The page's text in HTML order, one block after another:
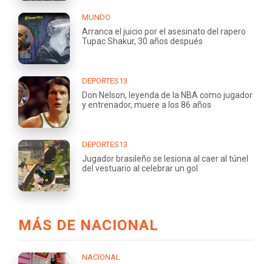
MUNDO
Arranca el juicio por el asesinato del rapero
Tupac Shakur, 30 años después
DEPORTES13
Don Nelson, leyenda de la NBA como jugador
y entrenador, muere a los 86 años
DEPORTES13
Jugador brasileño se lesiona al caer al túnel
del vestuario al celebrar un gol
MÁS DE NACIONAL
NACIONAL